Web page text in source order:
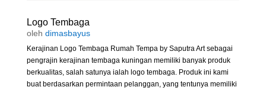
Logo Tembaga
oleh dimasbayus
Kerajinan Logo Tembaga Rumah Tempa by Saputra Art sebagai
pengrajin kerajinan tembaga kuningan memiliki banyak produk
berkualitas, salah satunya ialah logo tembaga. Produk ini kami
buat berdasarkan permintaan pelanggan, yang tentunya memiliki